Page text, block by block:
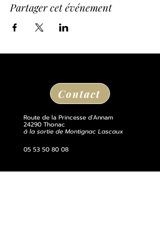
Partager cet événement
Contact
Route de la Princesse d'Annam
24290 Thonac
à la sortie de Montignac Lascaux
05 53 50 80 08
losse@chateaudelosse.com